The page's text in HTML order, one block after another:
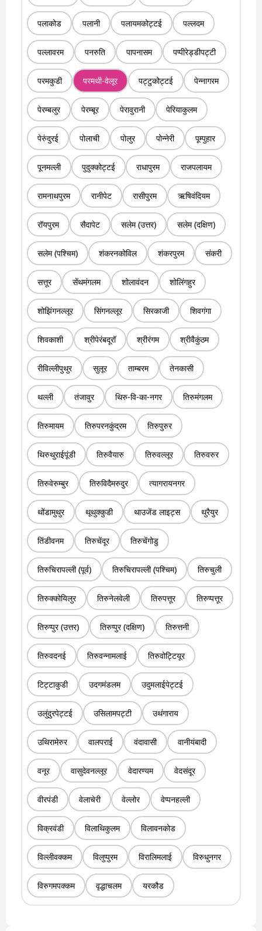
पलाकोड पलानी पलायमकोट्टई पल्लदम
पल्लावरम पनरुति पापनासम पप्पीरेड्डीपट्टी
परमकुडी परमथी-वेलूर पट्टुकोट्टई पेन्नागरम
पेरम्बलुर पेरम्बूर पेरावुरानी पेरियाकुलम
पेरुंदुरई पोलाची पोलुर पोन्नेरी पूम्पुहार
पूनमल्ली पुदुक्कोट्टई राधापुरम राजपलायम
रामनाथपुरम रानीपेट रासीपुरम ऋषिवंदियम
रॉयपुरम सैदापेट सलेम (उत्तर) सलेम (दक्षिण)
सलेम (पश्चिम) शंकरनकोविल शंकरपुरम संकरी
सत्तूर सेंथमंगलम शोलावंदन शोलिंगहुर
शोझिंगनल्लूर सिंगनल्लूर सिरकाजी शिवगंगा
शिवकाशी श्रीपेरंबदूरॉ श्रीरंगम श्रीवैकुंठम
रीविल्लीपुथुर सुलूर ताम्बरम तेनकासी
थल्ली तंजावुर थिरु-वि-का-नगर तिरुमंगलम
तिरुमायम तिरुपरनकुंद्रम तिरुपुरुर
थिरुथुराईपूंडी तिरुवैयारु तिरुवल्लूर तिरुवरुर
तिरुवेरुम्बुर तिरुविदैमरुदुर त्यागरायनगर
थोंडामुथुर थूथुक्कुडी थाउजेंड लाइट्स थुरैयुर
तिंडीवनम तिरुचेंदूर तिरुचेंगोडु
तिरुचिरापल्ली (पूर्व) तिरुचिरापल्ली (पश्चिम) तिरुचुली
तिरुक्कोयिलुर तिरुनेलवेली तिरुपत्तूर तिरुप्पत्तूर
तिरुप्पुर (उत्तर) तिरुप्पुर (दक्षिण) तिरुत्तनी
तिरुवदनई तिरुवन्नामलाई तिरुवोट्टियूर
टिट्टाकुडी उदगमंडलम उदुमलाईपेट्टई
उलुंदुरपेट्टई उसिलामपट्टी उथंगाराय
उथिरामेरुर वालपराई वंदावासी वानीयंबादी
वनूर वासुदेवनल्लूर वेदारण्यम वेदसंदूर
वीरपंडी वेलाचेरी वेल्लोर वेप्पनहल्ली
विक्रवंडी विलाथिकुलम विलावनकोड
विल्लीवक्कम विलुप्पुरम विरालिमलाई विरुधुनगर
विरुगमपक्कम वृद्धाचलम यरकौड